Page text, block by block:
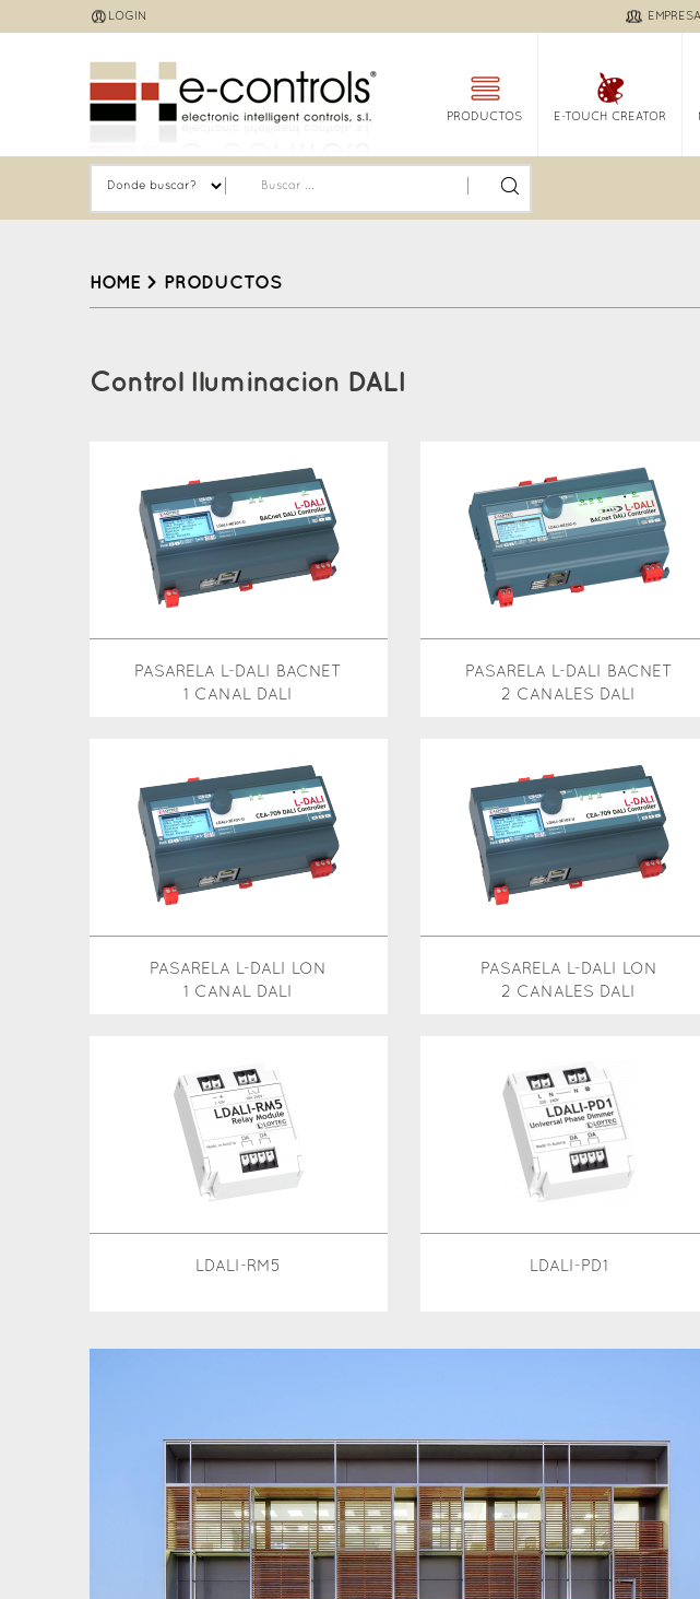
to
LOGIN EMPRESA
PRODUCTOS E-TOUCH CREATOR
HOME > PRODUCTOS
top
Control Iluminacion DALI
PASARELA L-DALI BACNET
1 CANAL DALI
PASARELA L-DALI BACNET
2 CANALES DALI
PASARELA L-DALI LON
1 CANAL DALI
PASARELA L-DALI LON
2 CANALES DALI
LDALI-RM5 LDALI-PD1